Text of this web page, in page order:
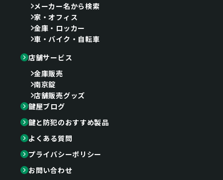
メーカー名から検索
家・オフィス
金庫・ロッカー
車・バイク・自転車
店舗サービス
金庫販売
南京錠
店舗販売グッズ
鍵屋ブログ
鍵と防犯のおすすめ製品
よくある質問
プライバシーポリシー
お問い合わせ